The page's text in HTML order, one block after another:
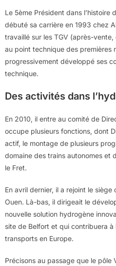
Le 5ème Président dans
débuté sa carrière en 1993 chez
travaillé sur les TGV (après-
au point technique des premières
progressivement développé ses
technique.
Des activités dans
En 2010, il entre au comité de
occupe plusieurs fonctions, dont
actif, le montage de plusieurs
domaine des trains autonomes et
le Fret.
En avril dernier, il a rejoint le
Ouen. Là-bas, il dirigeait le
nouvelle solution hydrogène
site de Belfort et qui contribuera
transports en Europe.
Précisons au passage que le pôle